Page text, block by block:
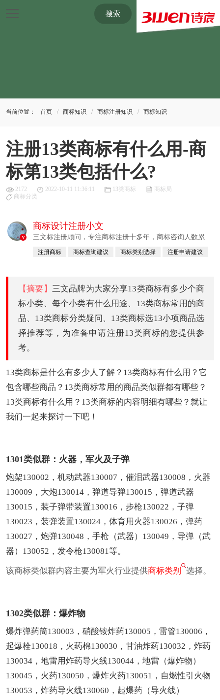
搜索
当前位置： 首页 商标知识 商标注册知识 商标知识
注册13类商标有什么用-商
标第13类包括什么?
2172 2022-10-11 11:36:11 13类商标
商标局
商标分类
v
商标设计注册小文
三文标注册顾问，专注商标注册十多年，商标咨询人数累计
注册商标 商标查询建议 商标类别选择 注册申请建议
【摘要】 三文品牌为大家分享13类商标有多少个商
标小类、每个小类有什么用途、13类商标常用的商
品、13类商标分类疑问、13类商标选13小项商品选
择推荐等，为准备申请注册13类商标的您提供参
考。
13类商标是什么有多少人了解？13类商标有什么用？它
包含哪些商品？13类商标常用的商品类似群都有哪些？
13类商标有什么用？13类商标的内容明细有哪些？就让
我们一起来探讨一下吧！
1301类似群：火器，军火及子弹
炮架130002，机动武器130007，催泪武器130008，火器
130009，大炮130014，弹道导弹130015，弹道武器
130015，装子弹带装置130016，步枪130022，子弹
130023，装弹装置130024，体育用火器130026，弹药
130027，炮弹130048，手枪（武器）130049，导弹（武
器）130052，发令枪130081等。
该商标类似群内容主要为军火行业提供商标类别 选择。
1302类似群：爆炸物
爆炸弹药筒130003，硝酸铵炸药130005，雷管130006，
起爆栓130018，火药棉130030，甘油炸药130032，炸药
130034，地雷用炸药导火线130044，地雷（爆炸物）
130045，火药130050，爆炸火药130051，自燃性引火物
130053，炸药导火线130060，起爆药（导火线）